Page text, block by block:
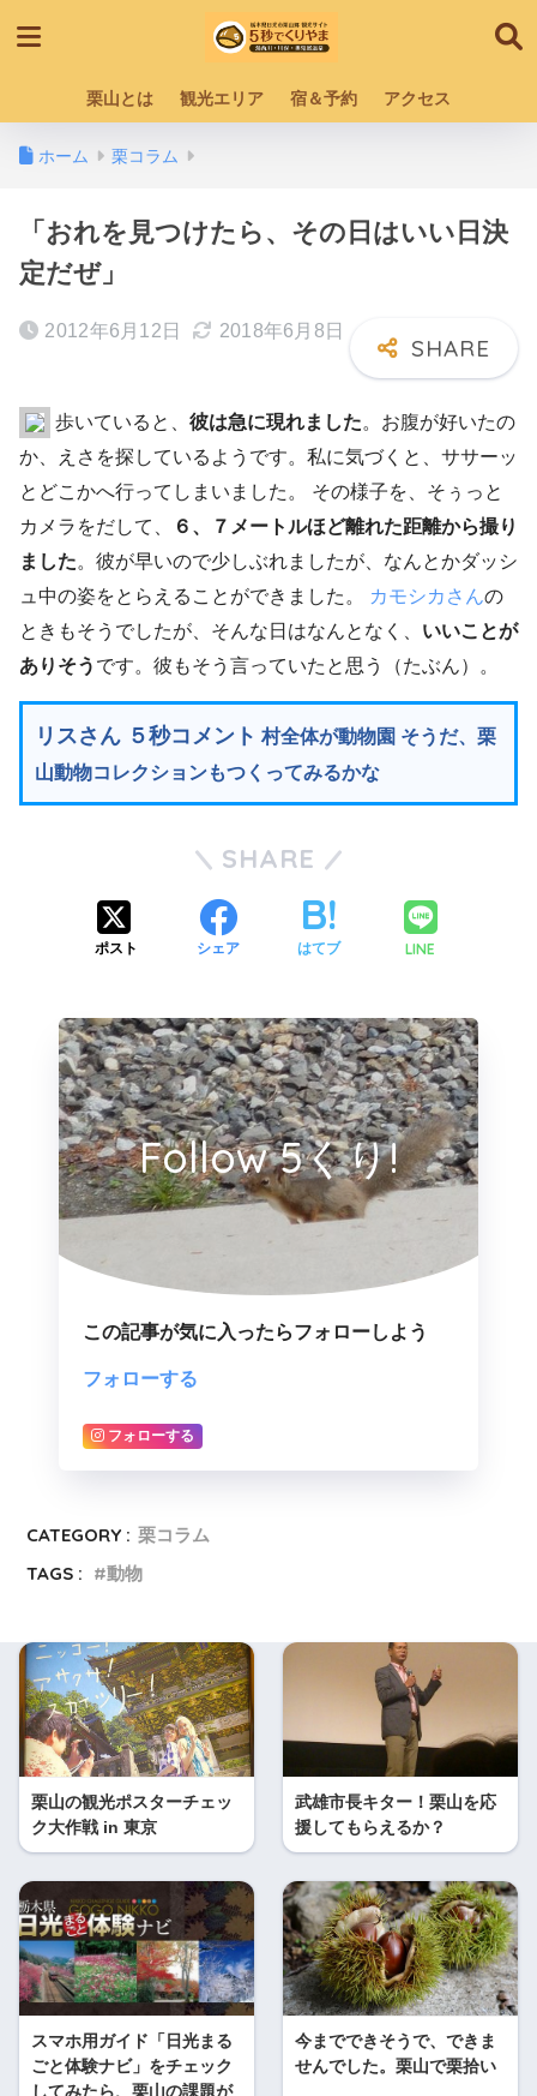
栗山とは 観光エリア 宿＆予約 アクセス
ホーム 栗コラム
「おれを見つけたら、その日はいい日決
定だぜ」
2012年6月12日 2018年6月8日
歩いていると、 彼は急に現れました。 お腹が好いたの
か、えさを探しているようです。私に気づくと、ササーッ
とどこかへ行ってしまいました。 その様子を、そぅっと
カメラをだして、
６、７メートルほど離れた距離から撮り
ました。彼が早いので少しぶれましたが、なんとかダッシ
ュ中の姿をとらえることができました。
カモシカさんの
ときもそうでしたが、そんな日はなんとなく、 いいことが
ありそう です。彼もそう言っていたと思う（たぶん）。
リスさん ５秒コメント 村全体が動物園 そうだ、栗
山動物コレクションもつくってみるかな
SHARE
ポスト シェア はてブ LINE
Follow 5くり!
この記事が気に入ったらフォローしよう
フォローする
フォローする
CATEGORY : 栗コラム
TAGS :
動物
栗山の観光ポスターチェッ
ク大作戦 in 東京
武雄市長キター！栗山を応
援してもらえるか？
スマホ用ガイド「日光まる
ごと体験ナビ」をチェック
してみたら、栗山の課題が
今までできそうで、できま
せんでした。栗山で栗拾い